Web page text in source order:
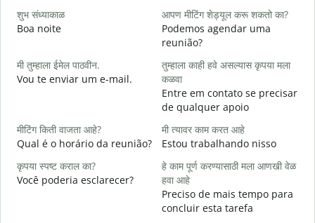
शुभ संध्याकाळ
Boa noite
आपण मीटिंग शेड्यूल करू शकतो का?
Podemos agendar uma
reunião?
मी तुम्हाला ईमेल पाठवीन.
Vou te enviar um e-mail.
तुम्हाला काही हवे असल्यास कृपया मला
कळवा
Entre em contato se precisar
de qualquer apoio
मीटिंग किती वाजता आहे?
Qual é o horário da reunião?
मी त्यावर काम करत आहे
Estou trabalhando nisso
कृपया स्पष्ट कराल का?
Você poderia esclarecer?
हे काम पूर्ण करण्यासाठी मला आणखी वेळ
हवा आहे
Preciso de mais tempo para
concluir esta tarefa